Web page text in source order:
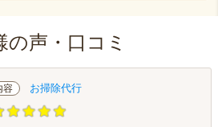
の声・口コミ
容 お掃除代行